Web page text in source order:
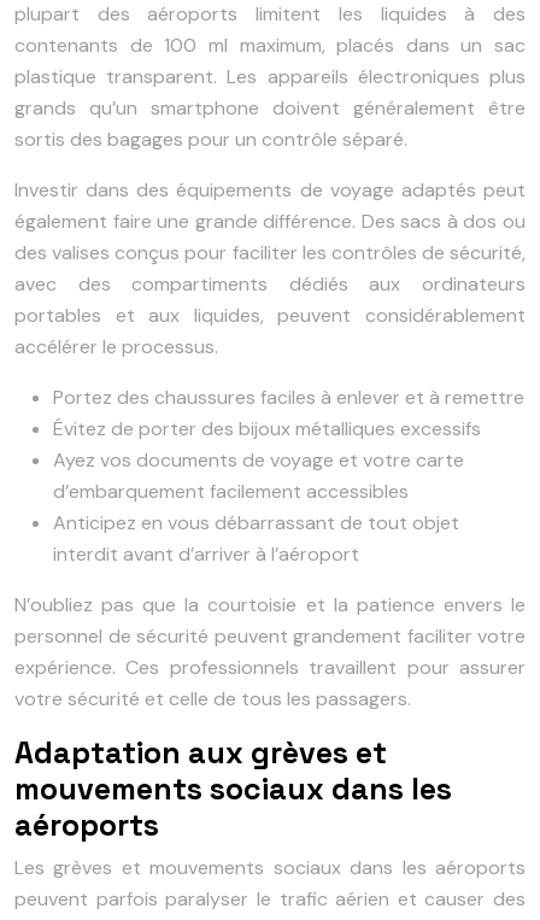
plupart des aéroports limitent les liquides à des
contenants de 100 ml maximum, placés dans un sac
plastique transparent. Les appareils électroniques plus
grands qu’un smartphone doivent généralement être
sortis des bagages pour un contrôle séparé.
Investir dans des équipements de voyage adaptés peut
également faire une grande différence. Des sacs à dos ou
des valises conçus pour faciliter les contrôles de sécurité,
avec des compartiments dédiés aux ordinateurs
portables et aux liquides, peuvent considérablement
accélérer le processus.
Portez des chaussures faciles à enlever et à remettre
Évitez de porter des bijoux métalliques excessifs
Ayez vos documents de voyage et votre carte
d’embarquement facilement accessibles
Anticipez en vous débarrassant de tout objet
interdit avant d’arriver à l’aéroport
N’oubliez pas que la courtoisie et la patience envers le
personnel de sécurité peuvent grandement faciliter votre
expérience. Ces professionnels travaillent pour assurer
votre sécurité et celle de tous les passagers.
Adaptation aux grèves et
mouvements sociaux dans les
aéroports
Les grèves et mouvements sociaux dans les aéroports
peuvent parfois paralyser le trafic aérien et causer des